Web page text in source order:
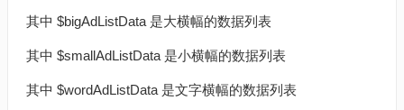
其中 $bigAdListData 是大横幅的数据列表
其中 $smallAdListData 是小横幅的数据列表
其中 $wordAdListData 是文字横幅的数据列表